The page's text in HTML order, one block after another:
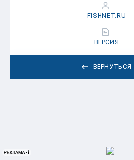
ВЕРНУТЬСЯ
FISHNET.RU
ВЕРСИЯ